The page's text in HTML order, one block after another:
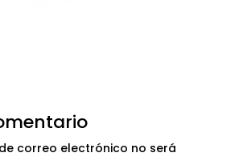
correo electrónico no será